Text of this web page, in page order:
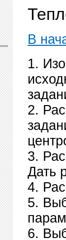
В
1.
2.
3.
Дать
4.
5.
6.